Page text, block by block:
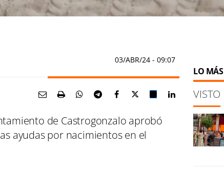
03/ABR/24 - 09:07
de Castrogonzalo aprobó
ayudas por nacimientos en el
LO MÁS
VISTO